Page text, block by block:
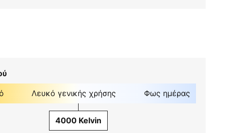
Λευκό γενικής χρήσης Φως ημέρας
4000 Kelvin